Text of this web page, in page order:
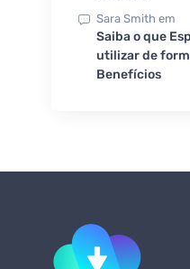
Sara Smith em
Saiba o que
utilizar de
Benefícios